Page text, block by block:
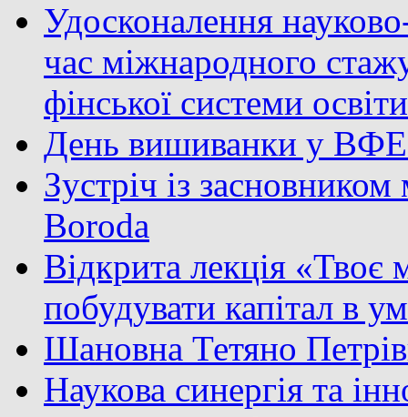
Удосконалення
час міжнародного
фінської системи
День вишиванки у
Зустріч із
Boroda
Відкрита лекція «Твоє
побудувати капітал в
Шановна Тетяно
Наукова синергія та